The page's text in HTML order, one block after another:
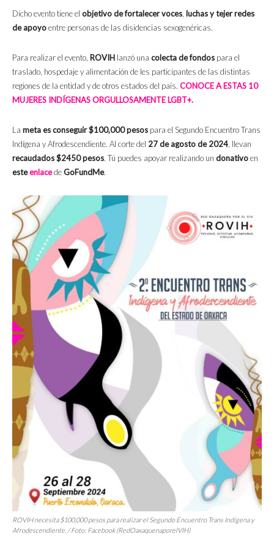
Dicho evento tiene el objetivo defortalecer voces, luchas y tejer redes
de apoyoentre personas de las disidencias sexogenéricas.
Para realizar el evento, ROVIH lanzó una colecta de fondos para el
traslado, hospedaje y alimentación de les participantes de las distintas
regiones de la entidad y de otros estados del país. CONOCE A ESTAS 10
MUJERES INDÍGENAS ORGULLOSAMENTE LGBT+.
La meta es conseguir $100,000 pesos para el Segundo Encuentro Trans
Indígena y Afrodescendiente. Al corte del 27 de agosto de 2024, llevan
recaudados $2450 pesos. Tú puedes apoyar realizando un donativoen
esteenlacedeGoFundMe.
ROVIH necesita $100,000 pesos para realizar el Segundo Encuentro Trans Indígena y
Afrodescendiente. / Foto: Facebook (RedOaxaquenaporelVIH)